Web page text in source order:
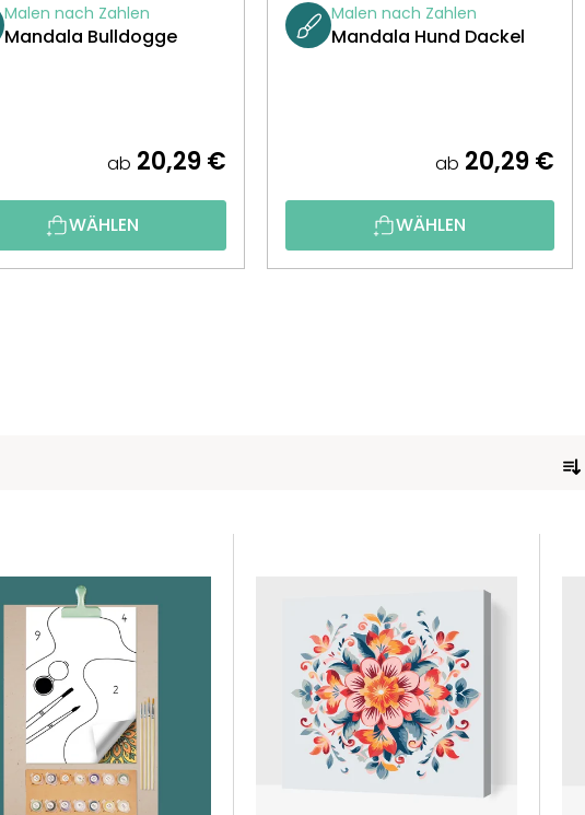
Malen nach Zahlen
Mandala Bulldogge
ab 20,29 €
WÄHLEN
Malen nach Zahlen
Mandala Hund Dackel
ab 20,29 €
WÄHLEN
P